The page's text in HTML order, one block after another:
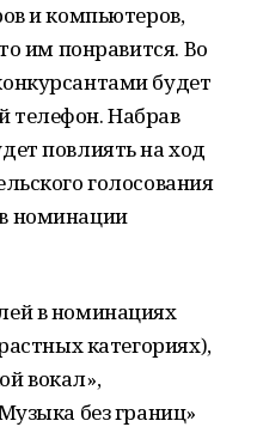
и компьютеров,
им понравится. Во
будет
телефон. Набрав
повлиять на ход
голосования
номинации
в номинациях
категориях),
вокал»,
без границ»